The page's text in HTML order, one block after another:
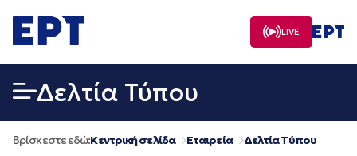
σε
περιεχόμενο
LIVE
Δελτία Τύπου
Βρίσκεστε εδώ:Κεντρική σελίδα Εταιρεία Δελτία Τύπου